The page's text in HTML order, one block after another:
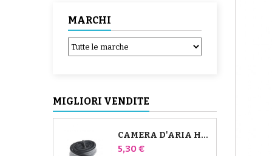
MARCHI
MIGLIORI VENDITE
CAMERA D'ARIA HIGH TREK BÉBÉ CONFORT
Prezzo
5,30 €